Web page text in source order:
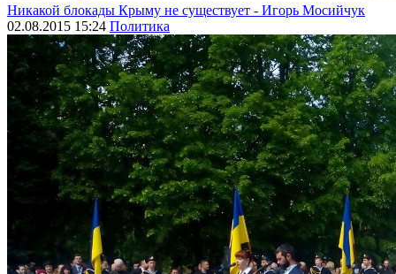
Никакой блокады Крыму не существует - Игорь Мосийчук
02.08.2015 15:24 Политика